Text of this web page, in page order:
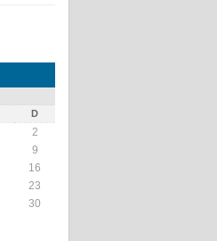
D
2
9
16
23
30